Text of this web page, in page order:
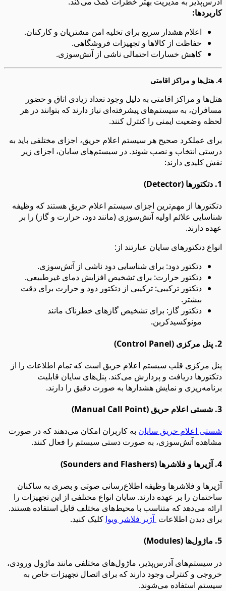
کاربردها:
اعلام هشدار سریع برای تخلیه امن مشتریان و کارکنان.
حفاظت از کالاها و تجهیزات فروشگاهی.
کاهش خسارات احتمالی ناشی از آتش‌سوزی.
4. هتل‌ها و مراکز اقامتی
هتل‌ها و مراکز اقامتی به دلیل وجود تعداد زیادی اتاق و حضور
مسافران، به سیستم‌های پیشرفته‌ای نیاز دارند که بتوانند در هر
لحظه وضعیت ایمنی را کنترل کنند.
برای عملکرد صحیح هر سیستم اعلام حریق، اجزای مختلفی باید به
درستی انتخاب و نصب شوند. در سیستم‌های سایان، اجزای زیر
نقش کلیدی دارند:
1. دتکتورها (Detector)
دتکتورها از مهم‌ترین اجزای سیستم اعلام حریق هستند که وظیفه
شناسایی علائم اولیه آتش‌سوزی (مانند دود، حرارت و گاز) را بر
عهده دارند.
انواع دتکتورهای سایان عبارتند از:
دتکتور دود: برای شناسایی دود ناشی از آتش‌سوزی.
دتکتور حرارت: برای تشخیص افزایش دمای غیرطبیعی.
دتکتور ترکیبی: ترکیبی از دتکتور دود و حرارت برای دقت
بیشتر.
دتکتور گاز: برای تشخیص گازهای خطرناک مانند
مونوکسیدکربن.
2. پنل مرکزی (Control Panel)
پنل مرکزی قلب سیستم اعلام حریق است که تمام اطلاعات را از
دتکتورها دریافت و پردازش می‌کند. پنل‌های سایان قابلیت
برنامه‌ریزی و نمایش هشدارها به صورت دقیق را دارند.
3. شستی اعلام حریق (Manual Call Point)
شستی‌ اعلام حریق سایان به کاربران امکان می‌دهند که در صورت
مشاهده آتش‌سوزی، به صورت دستی سیستم را فعال کنند.
4. آژیرها و فلاشرها (Sounders and Flashers)
آژیرها و فلاشرها وظیفه اطلاع‌رسانی صوتی و بصری به ساکنان
ساختمان را بر عهده دارند. سایان انواع مختلفی از این تجهیزات را
ارائه می‌دهد که متناسب با محیط‌های مختلف قابل استفاده هستند.
برای دیدن اطلاعات آژیر فلاشر ویوا کلیک کنید.
5. ماژول‌ها (Modules)
در سیستم‌های آدرس‌پذیر، ماژول‌های مختلفی مانند ماژول ورودی،
خروجی و کنترلی وجود دارند که برای اتصال تجهیزات خاص به
سیستم استفاده می‌شوند.